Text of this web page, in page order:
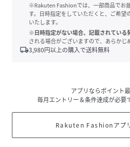
※Rakuten Fashionでは、一部商品でお
す。日時指定をしていただくと、ご希望
いたします。
※日時指定がない場合、記載されている
される場合がございますので、あらかじ
local_shipping3,980円以上の購入で送料無料
アプリならポイント
毎月エントリー＆条件達成が必要
Rakuten Fashionアプ